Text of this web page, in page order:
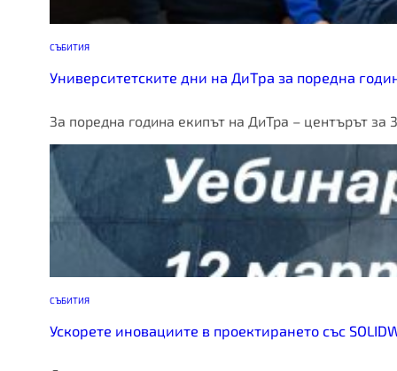
СЪБИТИЯ
Университетските дни на ДиТра за поредна
За поредна година екипът на ДиТра – центърът
СЪБИТИЯ
Ускорете иновациите в проектирането със